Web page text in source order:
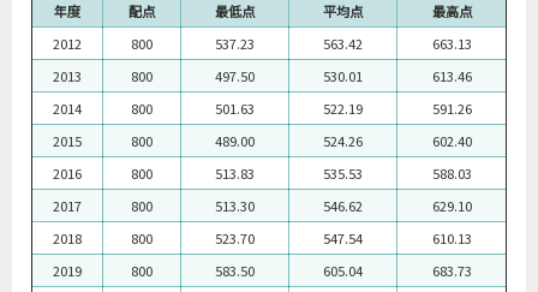
年度 配点 最低点 平均点
最高点
2012
800 537.23 563.42
663.13
2013
800 497.50 530.01
613.46
2014
800 501.63 522.19
591.26
2015
800 489.00 524.26
602.40
2016
800 513.83 535.53
588.03
2017
800 513.30 546.62
629.10
2018
800 523.70 547.54
610.13
2019
800 583.50 605.04
683.73